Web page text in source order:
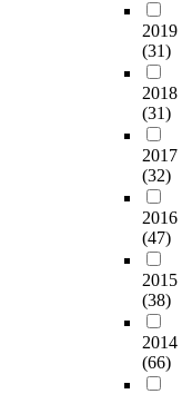
2019
(31)
2018
(31)
2017
(32)
2016
(47)
2015
(38)
2014
(66)